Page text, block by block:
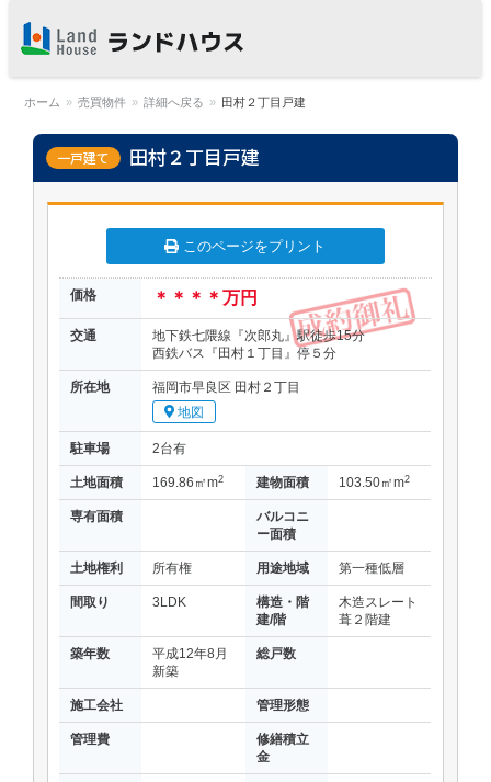
ホーム » 売買物件 » 詳細へ戻る » 田村２丁目戸建
一戸建て 田村２丁目戸建
このページをプリント
価格 ＊＊＊＊万円
交通
地下鉄七隈線『次郎丸』駅徒歩15分
西鉄バス『田村１丁目』停５分
所在地
福岡市早良区 田村２丁目
地図
駐車場 2台有
土地面積 169.86㎡m2 建物面積 103.50㎡m2
専有面積
バルコニ
ー面積
土地権利 所有権 用途地域 第一種低層
間取り 3LDK
構造・階
建/階
木造スレート
葺２階建
築年数
平成12年8月
新築
総戸数
施工会社 管理形態
管理費
修繕積立
金